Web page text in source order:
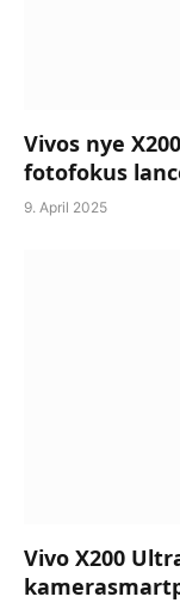
Vivos nye
fotofokus
9. April 2025
Vivo X200